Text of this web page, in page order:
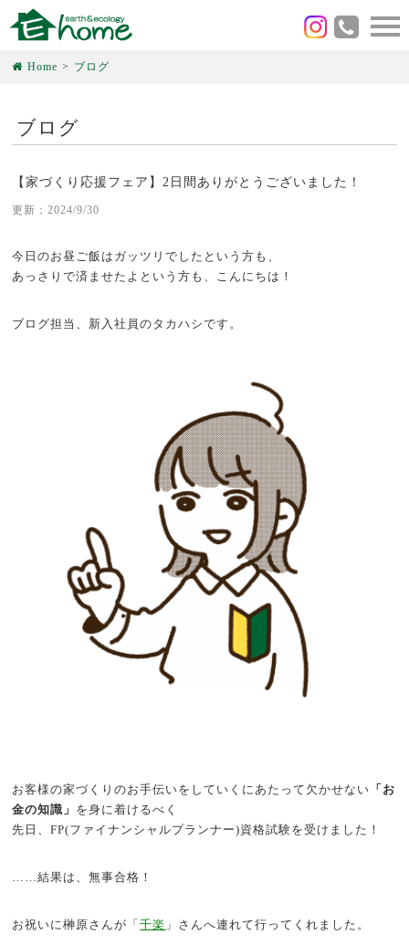
Home ブログ
ブログ
【家づくり応援フェア】2日間ありがとうございました！
更新：2024/9/30
今日のお昼ご飯はガッツリでしたという方も、
あっさりで済ませたよという方も、こんにちは！
ブログ担当、新入社員のタカハシです。
お客様の家づくりのお手伝いをしていくにあたって欠かせない 「お
金の知識」 を身に着けるべく
先日、FP(ファイナンシャルプランナー)資格試験を受けました！
……結果は、無事合格！
お祝いに榊原さんが「千楽 」さんへ連れて行ってくれました。